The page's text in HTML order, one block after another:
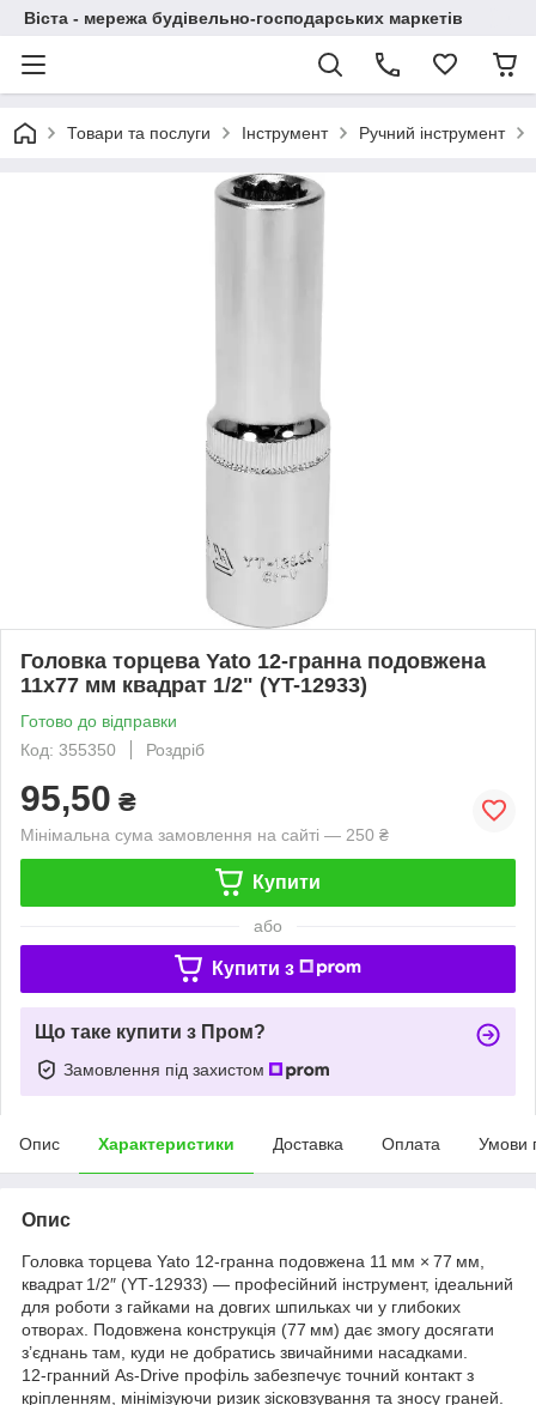
Віста - мережа будівельно-господарських маркетів
Товари та послуги Інструмент Ручний інструмент
Головка торцева Yato 12-гранна подовжена
11х77 мм квадрат 1/2" (YT-12933)
Готово до відправки
Код: 355350
Роздріб
95,50 ₴
Мінімальна сума замовлення на сайті — 250 ₴
Купити
або
Купити з
Що таке купити з Пром?
Замовлення під захистом
Опис Характеристики Доставка Оплата Умови
Опис
Головка торцева Yato 12‑гранна подовжена 11 мм × 77 мм,
квадрат 1/2″ (YT‑12933) — професійний інструмент, ідеальний
для роботи з гайками на довгих шпильках чи у глибоких
отворах. Подовжена конструкція (77 мм) дає змогу досягати
з’єднань там, куди не добратись звичайними насадками.
12‑гранний As‑Drive профіль забезпечує точний контакт з
кріпленням, мінімізуючи ризик зісковзування та зносу граней.